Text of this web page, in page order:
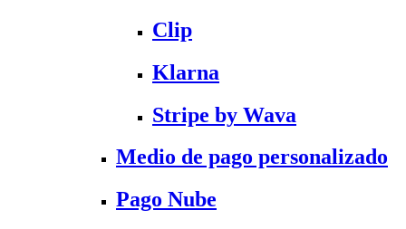
Clip
Klarna
Stripe by Wava
Medio de pago personalizado
Pago Nube